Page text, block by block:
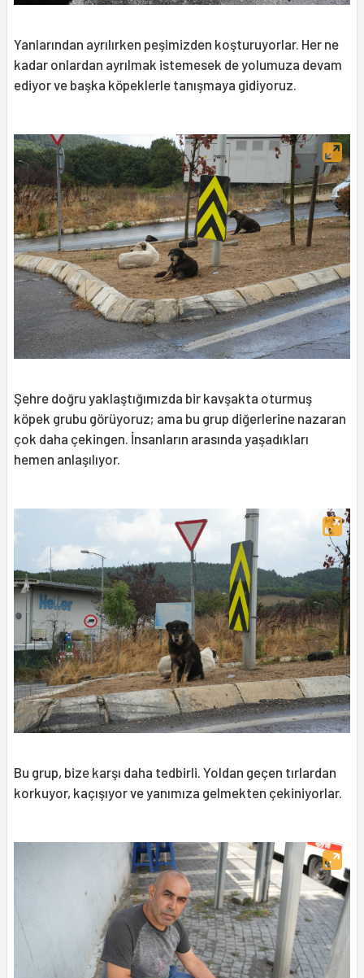
Yanlarından ayrılırken peşimizden koşturuyorlar. Her ne
kadar onlardan ayrılmak istemesek de yolumuza devam
ediyor ve başka köpeklerle tanışmaya gidiyoruz.
Şehre doğru yaklaştığımızda bir kavşakta oturmuş
köpek grubu görüyoruz; ama bu grup diğerlerine nazaran
çok daha çekingen. İnsanların arasında yaşadıkları
hemen anlaşılıyor.
Bu grup, bize karşı daha tedbirli. Yoldan geçen tırlardan
korkuyor, kaçışıyor ve yanımıza gelmekten çekiniyorlar.